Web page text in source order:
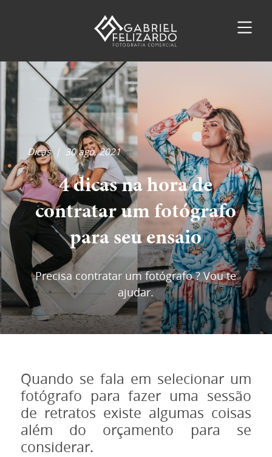
Dicas| 30 ago, 2021
4 dicas na hora de
contratar um fotógrafo
para seu ensaio
Precisa contratar um fotógrafo ? Vou te
ajudar.
Quando se fala em selecionar um
fotógrafo para fazer uma sessão
de retratos existe algumas coisas
além do orçamento para se
considerar.